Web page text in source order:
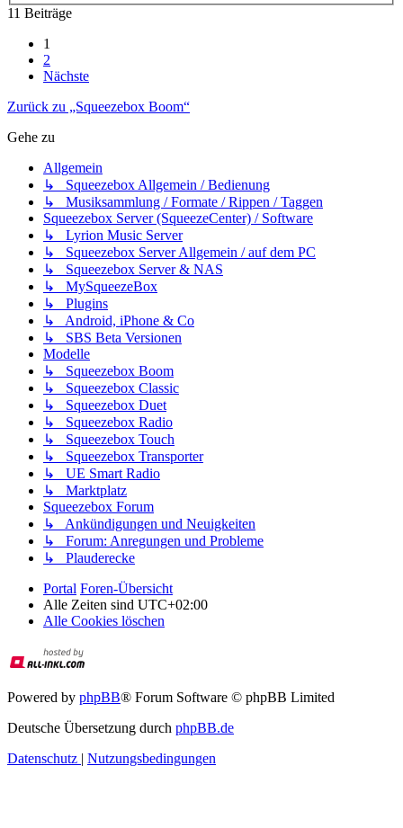
11 Beiträge
1
2
Nächste
Zurück zu „Squeezebox Boom“
Gehe zu
Allgemein
↳ Squeezebox Allgemein / Bedienung
↳ Musiksammlung / Formate / Rippen / Taggen
Squeezebox Server (SqueezeCenter) / Software
↳ Lyrion Music Server
↳ Squeezebox Server Allgemein / auf dem PC
↳ Squeezebox Server & NAS
↳ MySqueezeBox
↳ Plugins
↳ Android, iPhone & Co
↳ SBS Beta Versionen
Modelle
↳ Squeezebox Boom
↳ Squeezebox Classic
↳ Squeezebox Duet
↳ Squeezebox Radio
↳ Squeezebox Touch
↳ Squeezebox Transporter
↳ UE Smart Radio
↳ Marktplatz
Squeezebox Forum
↳ Ankündigungen und Neuigkeiten
↳ Forum: Anregungen und Probleme
↳ Plauderecke
Portal Foren-Übersicht
Alle Zeiten sind UTC+02:00
Alle Cookies löschen
Powered by phpBB® Forum Software © phpBB Limited
Deutsche Übersetzung durch phpBB.de
Datenschutz | Nutzungsbedingungen